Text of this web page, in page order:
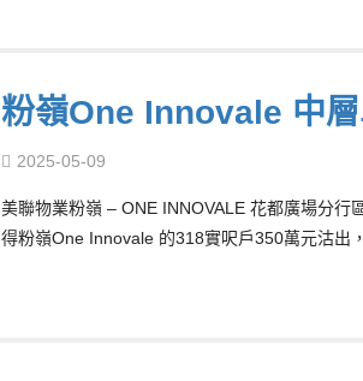
粉嶺One Innovale 中
2025-05-09
美聯物業粉嶺 – ONE INNOVALE 花都廣場分
得粉嶺One Innovale 的318實呎戶350萬元沽出